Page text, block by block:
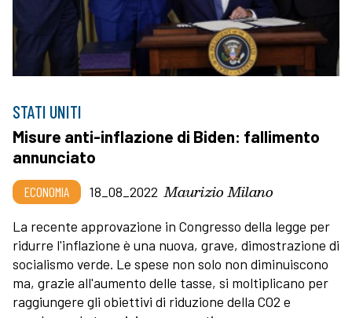
STATI UNITI
Misure anti-inflazione di Biden: fallimento
annunciato
ECONOMIA 18_08_2022 Maurizio Milano
La recente approvazione in Congresso della legge per
ridurre l'inflazione è una nuova, grave, dimostrazione di
socialismo verde. Le spese non solo non diminuiscono
ma, grazie all'aumento delle tasse, si moltiplicano per
raggiungere gli obiettivi di riduzione della CO2 e